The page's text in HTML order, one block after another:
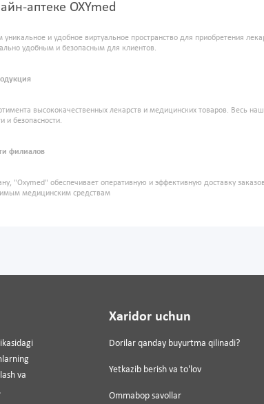
аптеке OXYmed
и удобное виртуальное пространство для приобретения
удобным и безопасным для клиентов.
высококачественных лекарств и медицинских товаров. Весь
и безопасности.
филиалов
"Oxymed" обеспечивает оперативную и эффективную доставку
медицинским средствам
va
Xaridor uchun
Dorilar qanday buyurtma qilinadi?
Yetkazib berish va to'lov
Ommabop savollar